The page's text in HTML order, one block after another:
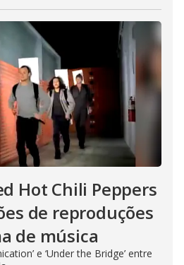
Hot Chili Peppers
de reproduções
de música
e ‘Under the Bridge’ entre